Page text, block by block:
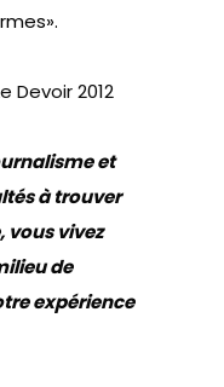
Devoir 2012
et
à trouver
vous vivez
de
expérience